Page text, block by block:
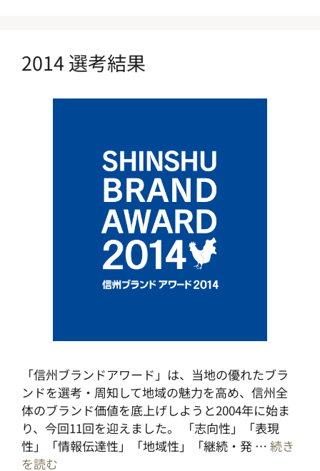
2014 選考結果
「信州ブランドアワード」は、当地の優れたブラ
ンドを選考・周知して地域の魅力を高め、信州全
体のブランド価値を底上げしようと2004年に始ま
り、今回11回を迎えました。 「志向性」「表現
性」「情報伝達性」「地域性」「継続・発 … 続き
を読む